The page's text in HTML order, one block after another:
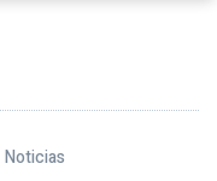
Noticias